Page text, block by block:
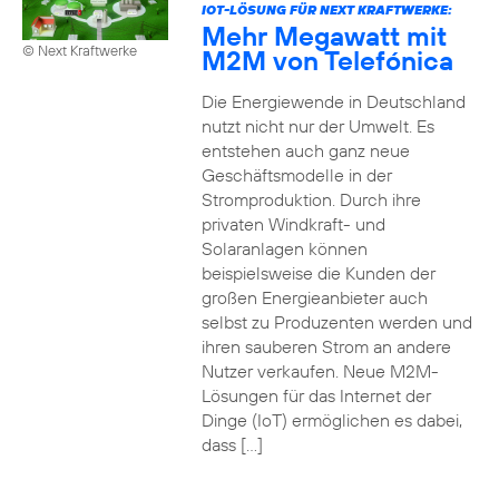
© Next Kraftwerke
IOT-LÖSUNG FÜR NEXT KRAFTWERKE:
Mehr Megawatt mit
M2M von Telefónica
Die Energiewende in Deutschland
nutzt nicht nur der Umwelt. Es
entstehen auch ganz neue
Geschäftsmodelle in der
Stromproduktion. Durch ihre
privaten Windkraft- und
Solaranlagen können
beispielsweise die Kunden der
großen Energieanbieter auch
selbst zu Produzenten werden und
ihren sauberen Strom an andere
Nutzer verkaufen. Neue M2M-
Lösungen für das Internet der
Dinge (IoT) ermöglichen es dabei,
dass […]